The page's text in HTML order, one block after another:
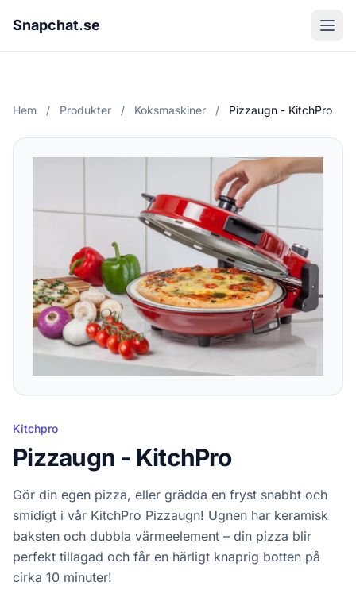
Snapchat.se
Hem / Produkter / Koksmaskiner / Pizzaugn - KitchPro
Kitchpro
Pizzaugn - KitchPro
Gör din egen pizza, eller grädda en fryst snabbt och
smidigt i vår KitchPro Pizzaugn! Ugnen har keramisk
baksten och dubbla värmeelement – din pizza blir
perfekt tillagad och får en härligt knaprig botten på
cirka 10 minuter!